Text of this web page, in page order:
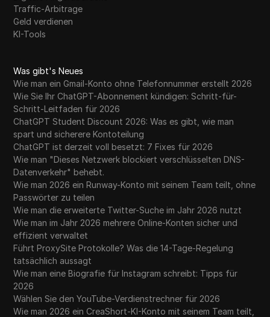
Traffic-Arbitrage
Geld verdienen
KI-Tools
Was gibt's Neues
Wie man ein Gmail-Konto ohne Telefonnummer erstellt 2026
Wie Sie Ihr ChatGPT-Abonnement kündigen: Schritt-für-
Schritt-Leitfaden für 2026
ChatGPT Student Discount 2026: Was es gibt, wie man
spart und sicherere Kontoteilung
ChatGPT ist derzeit voll besetzt: 7 Fixes für 2026
Wie man "Dieses Netzwerk blockiert verschlüsselten DNS-
Datenverkehr" behebt.
Wie man 2026 ein Runway-Konto mit seinem Team teilt, ohne
Passwörter zu teilen
Wie man die erweiterte Twitter-Suche im Jahr 2026 nutzt
Wie man im Jahr 2026 mehrere Online-Konten sicher und
effizient verwaltet
Führt ProxySite Protokolle? Was die 14-Tage-Regelung
tatsächlich aussagt
Wie man eine Biografie für Instagram schreibt: Tipps für
2026
Wählen Sie den YouTube-Verdienstrechner für 2026
Wie man 2026 ein CreaShort-KI-Konto mit seinem Team teilt,